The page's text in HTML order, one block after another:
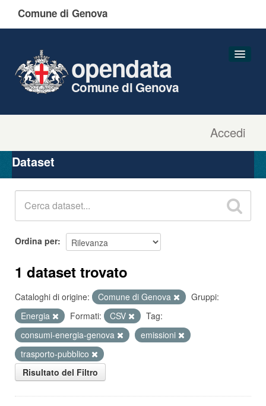
Comune di Genova
Accedi
opendata
Comune di Genova
Organizzazioni
Gruppi
Dataset
Ordina per
1 dataset trovato
Cataloghi di origine: Comune di Genova
Gruppi:
Energia
Formati: CSV
Tag:
consumi-energia-genova
emissioni
trasporto-pubblico
Risultato del Filtro